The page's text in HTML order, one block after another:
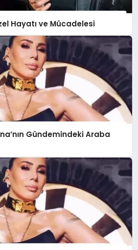
Hayatı ve Mücadelesi
Gündemindeki Araba